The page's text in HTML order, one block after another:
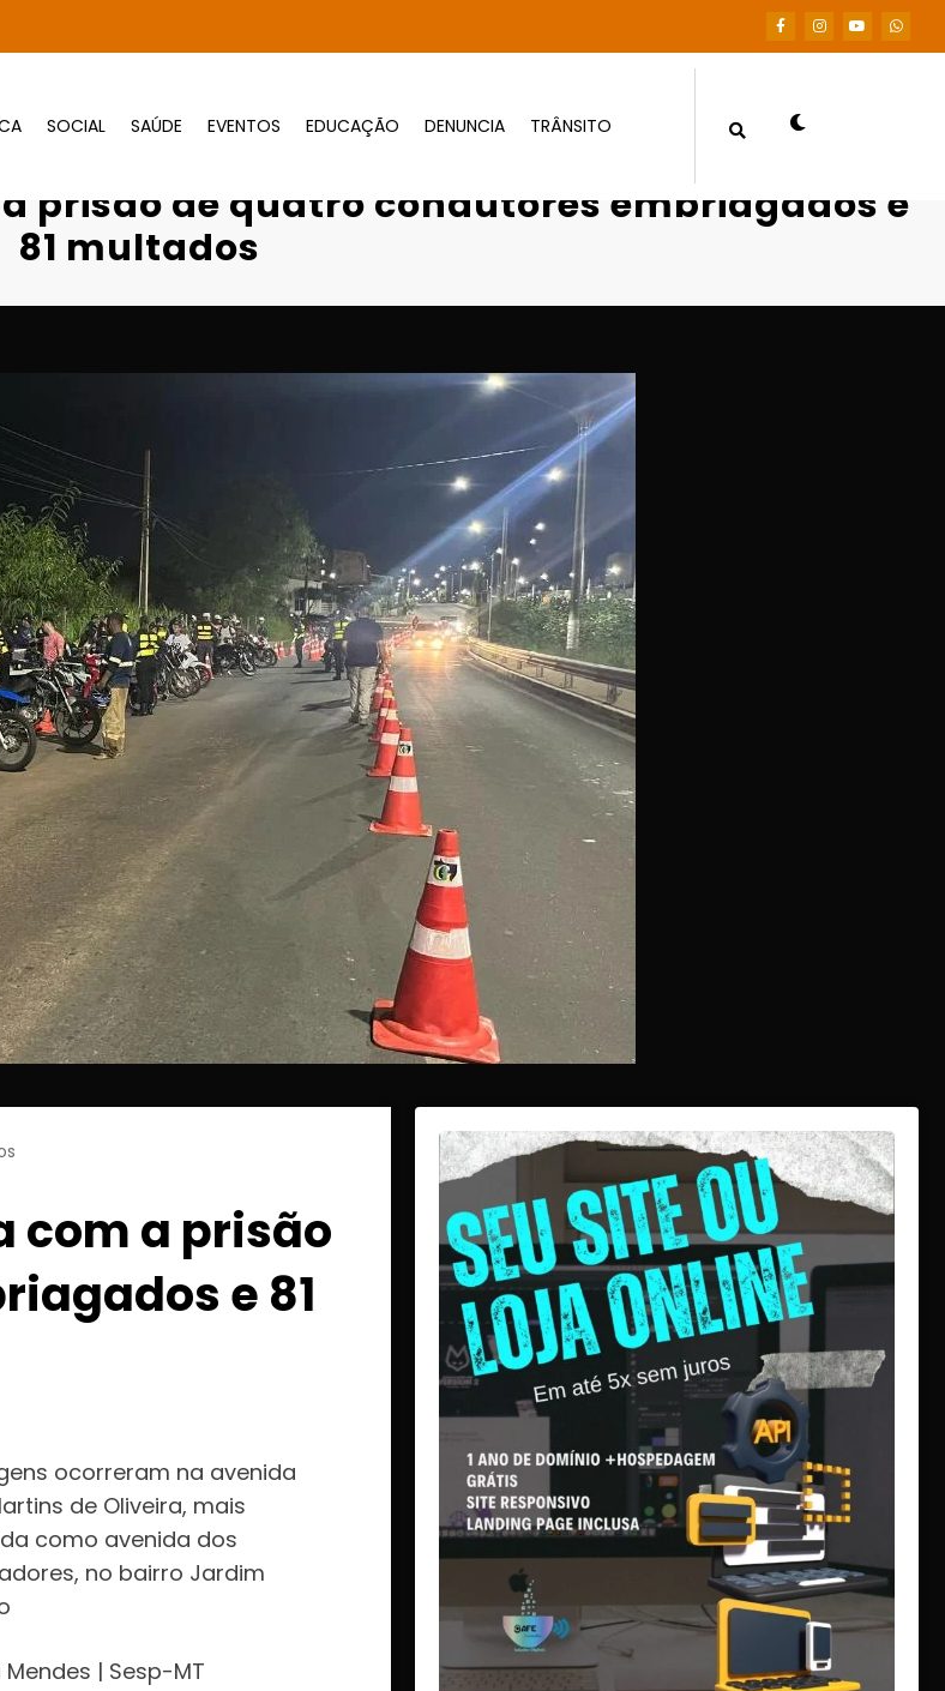
SOCIAL SAÚDE EVENTOS EDUCAÇÃO DENUNCIA TRÂNSITO
termina com a prisão de quatro condutores embriagados e 81 multados
prisão de quatro condutores embriagados e
81 multados
com a prisão
e 81
ocorreram na avenida
de Oliveira, mais
como avenida dos
no bairro Jardim
| Sesp-MT